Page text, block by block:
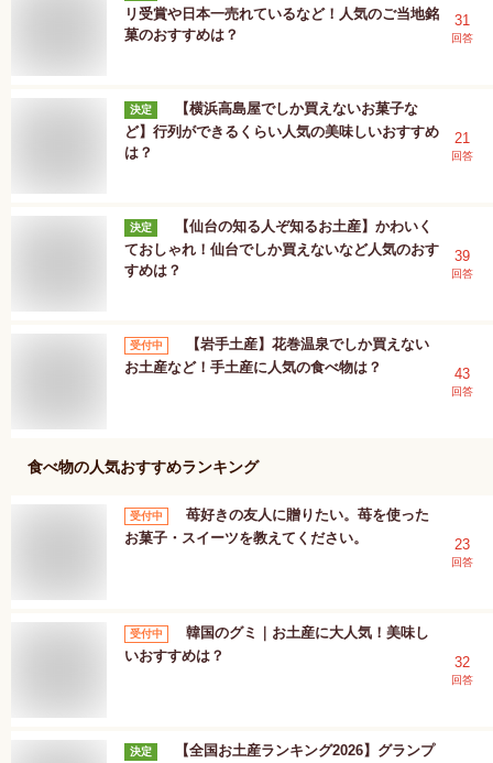
リ受賞や日本一売れているなど！人気のご当地銘
菓のおすすめは？
31
回答
決定
【横浜高島屋でしか買えないお菓子な
ど】行列ができるくらい人気の美味しいおすすめ
は？
21
回答
決定
【仙台の知る人ぞ知るお土産】かわいく
ておしゃれ！仙台でしか買えないなど人気のおす
すめは？
39
回答
受付中
【岩手土産】花巻温泉でしか買えない
お土産など！手土産に人気の食べ物は？
43
回答
食べ物の人気おすすめランキング
受付中
苺好きの友人に贈りたい。苺を使った
お菓子・スイーツを教えてください。
23
回答
受付中
韓国のグミ｜お土産に大人気！美味し
いおすすめは？
32
回答
決定
【全国お土産ランキング2026】グランプ